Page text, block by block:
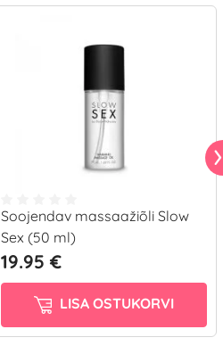
Soojendav massaažiõli Slow
Sex (50 ml)
19.95 €
LISA OSTUKORVI